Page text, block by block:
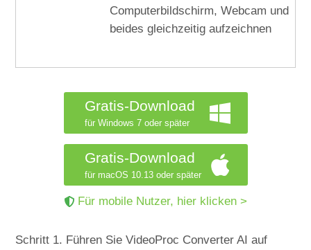
Computerbildschirm, Webcam und
beides gleichzeitig aufzeichnen
Gratis-Download
für Windows 7 oder später
Gratis-Download
für macOS 10.13 oder später
Für mobile Nutzer, hier klicken >
Schritt 1. Führen Sie VideoProc Converter AI auf